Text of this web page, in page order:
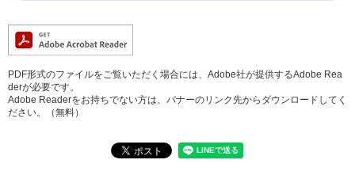
PDF形式のファイルをご覧いただく場合には、Adobe社が提供するAdobe Rea
derが必要です。
Adobe Readerをお持ちでない方は、バナーのリンク先からダウンロードしてく
ださい。（無料）